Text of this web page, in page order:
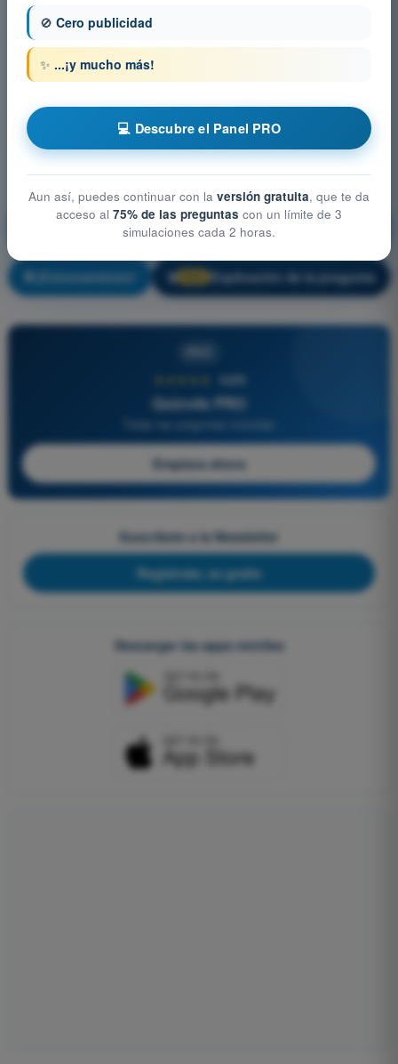
Conocimientos Generales de la Aeronave -
Instrumentación
¡Entrenamiento! 🔒 Explicación de la pregunta
4,6/5
Quizvds PRO
Empieza ahora
Suscríbete a la Newsletter
Regístrate, es gratis
Descargar las apps móviles
🚫 Cero publicidad
✨ ...¡y mucho más!
💻 Descubre el Panel PRO
Aun así, puedes continuar con la versión gratuita, que te da
acceso al 75% de las preguntas con un límite de 3
simulaciones cada 2 horas.